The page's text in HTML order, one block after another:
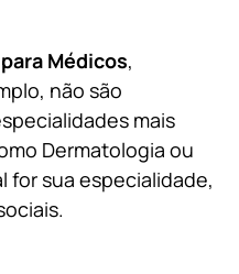
Médicos,
não são
mais
Dermatologia ou
for sua especialidade,